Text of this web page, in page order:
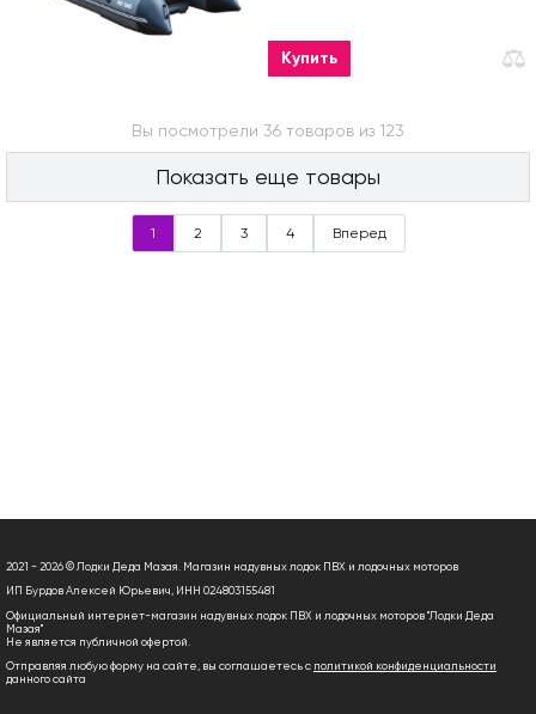
Купить
Вы посмотрели 36 товаров из 123
Показать еще товары
1 2 3 4 Вперед
2021 - 2026 © Лодки Деда Мазая. Магазин надувных лодок ПВХ и лодочных моторов
ИП Бурдов Алексей Юрьевич, ИНН 024803155481
Официальный интернет-магазин надувных лодок ПВХ и лодочных моторов "Лодки Деда
Мазая"
Не является публичной офертой.
Отправляя любую форму на сайте, вы соглашаетесь с политикой конфиденциальности
данного сайта